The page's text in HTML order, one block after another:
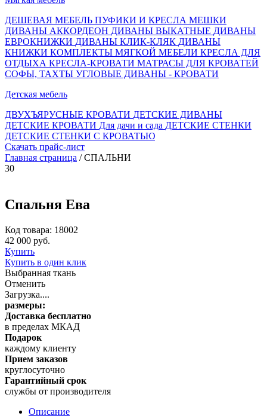
ДЕШЕВАЯ МЕБЕЛЬ ПУФИКИ И КРЕСЛА МЕШКИ
ДИВАНЫ АККОРДЕОН ДИВАНЫ ВЫКАТНЫЕ ДИВАНЫ
ЕВРОКНИЖКИ ДИВАНЫ КЛИК-КЛЯК ДИВАНЫ
КНИЖКИ КОМПЛЕКТЫ МЯГКОЙ МЕБЕЛИ КРЕСЛА ДЛЯ
ОТДЫХА КРЕСЛА-КРОВАТИ МАТРАСЫ ДЛЯ КРОВАТЕЙ
СОФЫ, ТАХТЫ УГЛОВЫЕ ДИВАНЫ - КРОВАТИ
Детская мебель
ДВУХЪЯРУСНЫЕ КРОВАТИ ДЕТСКИЕ ДИВАНЫ
ДЕТСКИЕ КРОВАТИ Для дачи и сада ДЕТСКИЕ СТЕНКИ
ДЕТСКИЕ СТЕНКИ С КРОВАТЬЮ
Скачать прайс-лист
Главная страница / СПАЛЬНИ
30
Спальня Ева
Код товара: 18002
42 000 руб.
Купить
Купить в один клик
Выбранная ткань
Отменить
Загрузка....
размеры:
Доставка бесплатно
в пределах МКАД
Подарок
каждому клиенту
Прием заказов
круглосуточно
Гарантийный срок
службы от производителя
Описание